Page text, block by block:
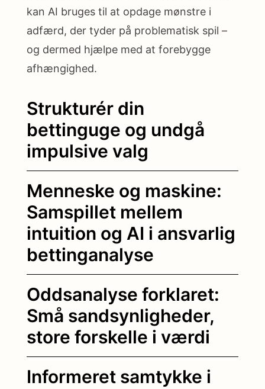
kan AI bruges til at opdage mønstre i
adfærd, der tyder på problematisk spil –
og dermed hjælpe med at forebygge
afhængighed.
Strukturér din
bettinguge og undgå
impulsive valg
Menneske og maskine:
Samspillet mellem
intuition og AI i ansvarlig
bettinganalyse
Oddsanalyse forklaret:
Små sandsynligheder,
store forskelle i værdi
Informeret samtykke i